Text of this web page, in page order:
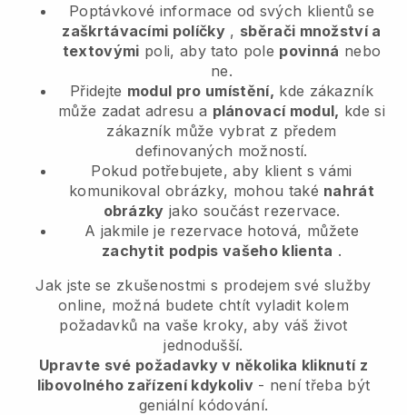
Poptávkové informace od svých klientů se
zaškrtávacími políčky , sběrači množství a
textovými poli, aby tato pole povinná nebo
ne.
Přidejte modul pro umístění, kde zákazník
může zadat adresu a plánovací modul, kde si
zákazník může vybrat z předem
definovaných možností.
Pokud potřebujete, aby klient s vámi
komunikoval obrázky, mohou také nahrát
obrázky jako součást rezervace.
A jakmile je rezervace hotová, můžete
zachytit podpis vašeho klienta .
Jak jste se zkušenostmi s prodejem své služby
online, možná budete chtít vyladit kolem
požadavků na vaše kroky, aby váš život
jednodušší.
Upravte své požadavky v několika kliknutí z
libovolného zařízení kdykoliv- není třeba být
geniální kódování.